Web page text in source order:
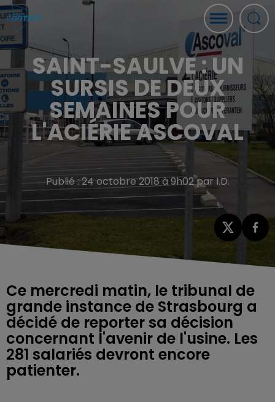
SAINT-SAULVE : UN
SURSIS DE DEUX
SEMAINES POUR
L'ACIÉRIE ASCOVAL
Publié : 24 octobre 2018 à 9h02 par I.D.
Ce mercredi matin, le tribunal de
grande instance de Strasbourg a
décidé de reporter sa décision
concernant l'avenir de l'usine. Les
281 salariés devront encore
patienter.